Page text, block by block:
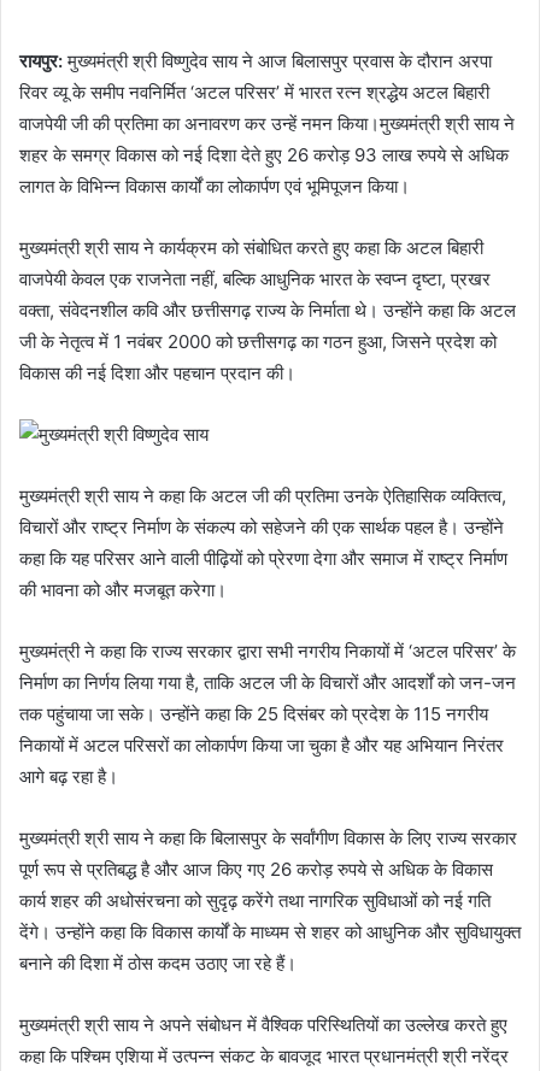
रायपुर:मुख्यमंत्री श्री विष्णुदेव साय ने आज बिलासपुर प्रवास के दौरान अरपा
रिवर व्यू के समीप नवनिर्मित ‘अटल परिसर’ में भारत रत्न श्रद्धेय अटल बिहारी
वाजपेयी जी की प्रतिमा का अनावरण कर उन्हें नमन किया।मुख्यमंत्री श्री साय ने
शहर के समग्र विकास को नई दिशा देते हुए 26 करोड़ 93 लाख रुपये से अधिक
लागत के विभिन्न विकास कार्यों का लोकार्पण एवं भूमिपूजन किया।
मुख्यमंत्री श्री साय ने कार्यक्रम को संबोधित करते हुए कहा कि अटल बिहारी
वाजपेयी केवल एक राजनेता नहीं, बल्कि आधुनिक भारत के स्वप्न दृष्टा, प्रखर
वक्ता, संवेदनशील कवि और छत्तीसगढ़ राज्य के निर्माता थे। उन्होंने कहा कि अटल
जी के नेतृत्व में 1 नवंबर 2000 को छत्तीसगढ़ का गठन हुआ, जिसने प्रदेश को
विकास की नई दिशा और पहचान प्रदान की।
मुख्यमंत्री श्री साय ने कहा कि अटल जी की प्रतिमा उनके ऐतिहासिक व्यक्तित्व,
विचारों और राष्ट्र निर्माण के संकल्प को सहेजने की एक सार्थक पहल है। उन्होंने
कहा कि यह परिसर आने वाली पीढ़ियों को प्रेरणा देगा और समाज में राष्ट्र निर्माण
की भावना को और मजबूत करेगा।
मुख्यमंत्री ने कहा कि राज्य सरकार द्वारा सभी नगरीय निकायों में ‘अटल परिसर’ के
निर्माण का निर्णय लिया गया है, ताकि अटल जी के विचारों और आदर्शों को जन-जन
तक पहुंचाया जा सके। उन्होंने कहा कि 25 दिसंबर को प्रदेश के 115 नगरीय
निकायों में अटल परिसरों का लोकार्पण किया जा चुका है और यह अभियान निरंतर
आगे बढ़ रहा है।
मुख्यमंत्री श्री साय ने कहा कि बिलासपुर के सर्वांगीण विकास के लिए राज्य सरकार
पूर्ण रूप से प्रतिबद्ध है और आज किए गए 26 करोड़ रुपये से अधिक के विकास
कार्य शहर की अधोसंरचना को सुदृढ़ करेंगे तथा नागरिक सुविधाओं को नई गति
देंगे। उन्होंने कहा कि विकास कार्यों के माध्यम से शहर को आधुनिक और सुविधायुक्त
बनाने की दिशा में ठोस कदम उठाए जा रहे हैं।
मुख्यमंत्री श्री साय ने अपने संबोधन में वैश्विक परिस्थितियों का उल्लेख करते हुए
कहा कि पश्चिम एशिया में उत्पन्न संकट के बावजूद भारत प्रधानमंत्री श्री नरेंद्र